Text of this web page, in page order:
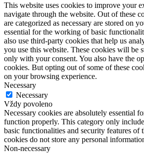
This website uses cookies to improve your
navigate through the website. Out of these
are categorized as necessary are stored on
essential for the working of basic
also use third-party cookies that help us
you use this website. These cookies will be
only with your consent. You also have the
cookies. But opting out of some of these
on your browsing experience.
Necessary
Necessary
Vždy povoleno
Necessary cookies are absolutely essential
function properly. This category only
basic functionalities and security features of
cookies do not store any personal
Non-necessary